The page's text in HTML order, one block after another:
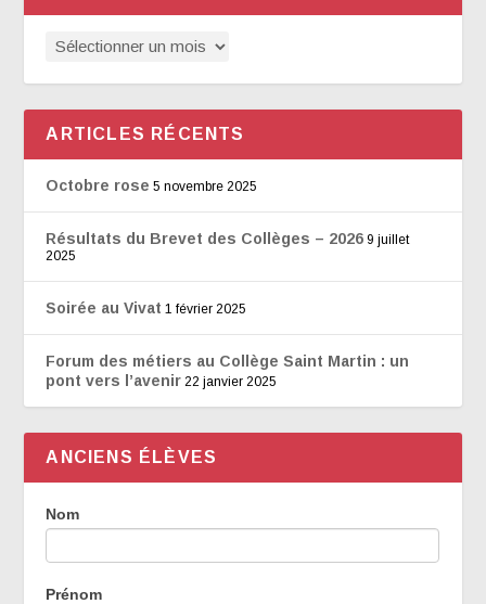
ARTICLES RÉCENTS
Octobre rose 5 novembre 2025
Résultats du Brevet des Collèges – 2026 9 juillet
2025
Soirée au Vivat 1 février 2025
Forum des métiers au Collège Saint Martin : un
pont vers l’avenir 22 janvier 2025
ANCIENS ÉLÈVES
Témoignages
des
Nom
Prénom